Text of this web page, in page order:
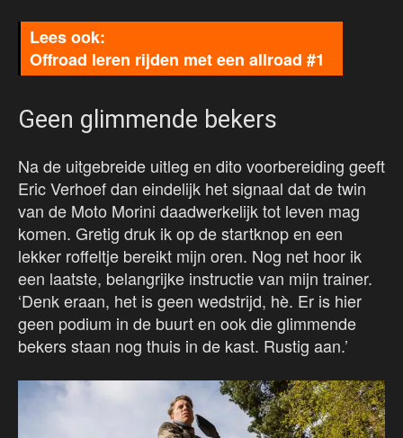
Offroad leren rijden met een allroad #1
Geen glimmende bekers
Na de uitgebreide uitleg en dito voorbereiding geeft
Eric Verhoef dan eindelijk het signaal dat de twin
van de Moto Morini daadwerkelijk tot leven mag
komen. Gretig druk ik op de startknop en een
lekker roffeltje bereikt mijn oren. Nog net hoor ik
een laatste, belangrijke instructie van mijn trainer.
‘Denk eraan, het is geen wedstrijd, hè. Er is hier
geen podium in de buurt en ook die glimmende
bekers staan nog thuis in de kast. Rustig aan.’